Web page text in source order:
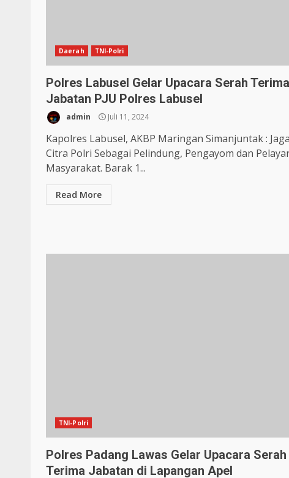
Daerah TNI-Polri
Polres Labusel Gelar Upacara Serah Terima
Jabatan PJU Polres Labusel
admin Juli 11, 2024
Kapolres Labusel, AKBP Maringan Simanjuntak : Jaga
Citra Polri Sebagai Pelindung, Pengayom dan
Masyarakat. Barak 1...
Read More
TNI-Polri
Polres Padang Lawas Gelar Upacara Serah
Terima Jabatan di Lapangan Apel